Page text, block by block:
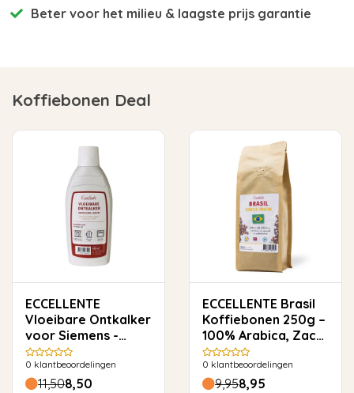
Beter voor het milieu & laagste prijs garantie
Koffiebonen Deal
ECCELLENTE
Vloeibare Ontkalker
voor Siemens -
500ml
0 klantbeoordelingen
11,508,50
ECCELLENTE Brasil
Koffiebonen 250g –
100% Arabica, Zacht
& Rond
0 klantbeoordelingen
9,958,95